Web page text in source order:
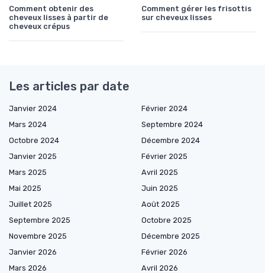
Comment obtenir des
cheveux lisses à partir de
cheveux crépus
Comment gérer les frisottis
sur cheveux lisses
Les articles par date
Janvier 2024
Février 2024
Mars 2024
Septembre 2024
Octobre 2024
Décembre 2024
Janvier 2025
Février 2025
Mars 2025
Avril 2025
Mai 2025
Juin 2025
Juillet 2025
Août 2025
Septembre 2025
Octobre 2025
Novembre 2025
Décembre 2025
Janvier 2026
Février 2026
Mars 2026
Avril 2026